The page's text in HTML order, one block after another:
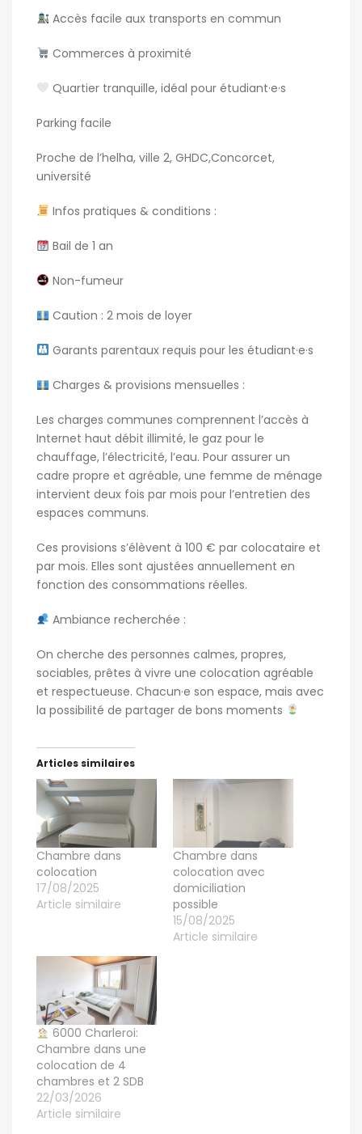
Accès facile aux transports en commun
Commerces à proximité
Quartier tranquille, idéal pour étudiant·e·s
Parking facile
Proche de l’helha, ville 2, GHDC,Concorcet,
université
Infos pratiques & conditions :
Bail de 1 an
Non-fumeur
Caution : 2 mois de loyer
Garants parentaux requis pour les étudiant·e·s
Charges & provisions mensuelles :
Les charges communes comprennent l’accès à
Internet haut débit illimité, le gaz pour le
chauffage, l’électricité, l’eau. Pour assurer un
cadre propre et agréable, une femme de ménage
intervient deux fois par mois pour l’entretien des
espaces communs.
Ces provisions s’élèvent à 100 € par colocataire et
par mois. Elles sont ajustées annuellement en
fonction des consommations réelles.
Ambiance recherchée :
On cherche des personnes calmes, propres,
sociables, prêtes à vivre une colocation agréable
et respectueuse. Chacun·e son espace, mais avec
la possibilité de partager de bons moments
Articles similaires
Chambre dans
colocation
17/08/2025
Article similaire
Chambre dans
colocation avec
domiciliation
possible
15/08/2025
Article similaire
6000 Charleroi:
Chambre dans une
colocation de 4
chambres et 2 SDB
22/03/2026
Article similaire